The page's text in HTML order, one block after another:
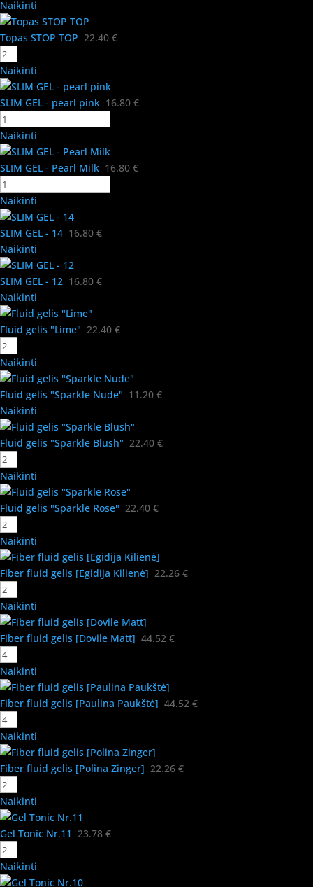
Naikinti
Topas STOP TOP 22.40 €
Naikinti
SLIM GEL - pearl pink 16.80 €
Naikinti
SLIM GEL - Pearl Milk 16.80 €
Naikinti
SLIM GEL - 14 16.80 €
Naikinti
SLIM GEL - 12 16.80 €
Naikinti
Fluid gelis "Lime" 22.40 €
Naikinti
Fluid gelis "Sparkle Nude" 11.20 €
Naikinti
Fluid gelis "Sparkle Blush" 22.40 €
Naikinti
Fluid gelis "Sparkle Rose" 22.40 €
Naikinti
Fiber fluid gelis [Egidija Kilienė] 22.26 €
Naikinti
Fiber fluid gelis [Dovile Matt] 44.52 €
Naikinti
Fiber fluid gelis [Paulina Paukštė] 44.52 €
Naikinti
Fiber fluid gelis [Polina Zinger] 22.26 €
Naikinti
Gel Tonic Nr.11 23.78 €
Naikinti